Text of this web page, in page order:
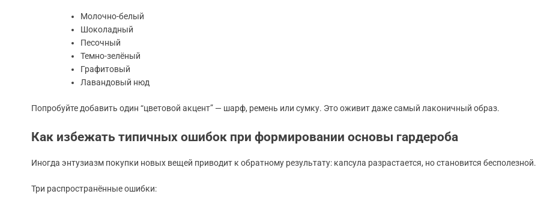
Молочно-белый
Шоколадный
Песочный
Темно-зелёный
Графитовый
Лавандовый нюд
Попробуйте добавить один “цветовой акцент” — шарф, ремень или сумку. Это оживит даже самый лаконичный образ.
Как избежать типичных ошибок при формировании основы гардероба
Иногда энтузиазм покупки новых вещей приводит к обратному результату: капсула разрастается, но становится бесполезной.
Три распространённые ошибки: